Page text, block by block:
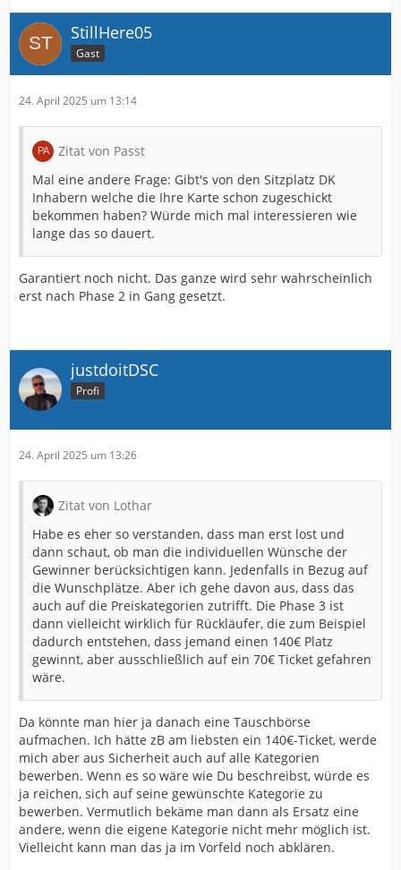
StillHere05
Gast
24. April 2025 um 13:14
Zitat von Passt
Mal eine andere Frage: Gibt's von den Sitzplatz DK
Inhabern welche die Ihre Karte schon zugeschickt
bekommen haben? Würde mich mal interessieren wie
lange das so dauert.
Garantiert noch nicht. Das ganze wird sehr wahrscheinlich
erst nach Phase 2 in Gang gesetzt.
justdoitDSC
Profi
24. April 2025 um 13:26
Zitat von Lothar
Habe es eher so verstanden, dass man erst lost und
dann schaut, ob man die individuellen Wünsche der
Gewinner berücksichtigen kann. Jedenfalls in Bezug auf
die Wunschplätze. Aber ich gehe davon aus, dass das
auch auf die Preiskategorien zutrifft. Die Phase 3 ist
dann vielleicht wirklich für Rückläufer, die zum Beispiel
dadurch entstehen, dass jemand einen 140€ Platz
gewinnt, aber ausschließlich auf ein 70€ Ticket gefahren
wäre.
Da könnte man hier ja danach eine Tauschbörse
aufmachen. Ich hätte zB am liebsten ein 140€-Ticket, werde
mich aber aus Sicherheit auch auf alle Kategorien
bewerben. Wenn es so wäre wie Du beschreibst, würde es
ja reichen, sich auf seine gewünschte Kategorie zu
bewerben. Vermutlich bekäme man dann als Ersatz eine
andere, wenn die eigene Kategorie nicht mehr möglich ist.
Vielleicht kann man das ja im Vorfeld noch abklären.